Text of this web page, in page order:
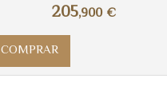
205,900 €
COMPRAR